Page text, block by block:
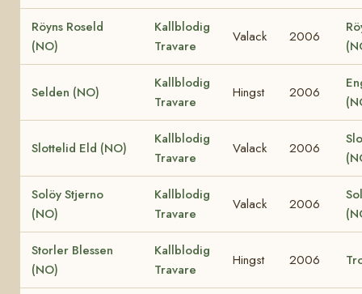
Röyns Roseld
(NO)
Kallblodig
Travare
Valack 2006
Selden (NO)
Kallblodig
Travare
Hingst 2006
Slottelid Eld (NO)
Kallblodig
Travare
Valack 2006
Solöy Stjerno
(NO)
Kallblodig
Travare
Valack 2006
Storler Blessen
(NO)
Kallblodig
Travare
Hingst 2006